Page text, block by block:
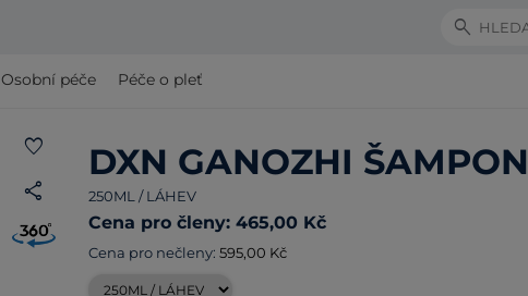
Search
Osobní péče Péče o pleť
favorite
share
DXN GANOZHI ŠAMPON
250ML / LÁHEV
Cena pro členy: 465,00 Kč
Cena pro nečleny: 595,00 Kč